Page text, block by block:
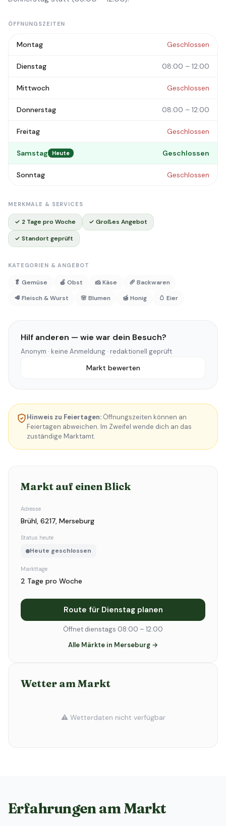
ÖFFNUNGSZEITEN
Montag Geschlossen
Dienstag 08:00 – 12:00
Mittwoch Geschlossen
Donnerstag 08:00 – 12:00
Freitag Geschlossen
Samstag Heute Geschlossen
Sonntag Geschlossen
MERKMALE & SERVICES
✓ 2 Tage pro Woche ✓ Großes Angebot
✓ Standort geprüft
KATEGORIEN & ANGEBOT
🥬 Gemüse 🍎 Obst 🧀 Käse
🥖 Backwaren
🥩 Fleisch & Wurst
🌸 Blumen 🍯 Honig 🥚 Eier
Hilf anderen — wie war dein Besuch?
Anonym · keine Anmeldung · redaktionell geprüft
Markt bewerten
Hinweis zu Feiertagen: Öffnungszeiten können an
Feiertagen abweichen. Im Zweifel wende dich an das
zuständige Marktamt.
Markt auf einen Blick
Adresse
Brühl, 6217, Merseburg
Status heute
Heute geschlossen
Markttage
2 Tage pro Woche
Route für Dienstag planen
Öffnet dienstags 08:00 – 12:00
Alle Märkte in Merseburg →
Wetter am Markt
⚠️ Wetterdaten nicht verfügbar
Erfahrungen am Markt